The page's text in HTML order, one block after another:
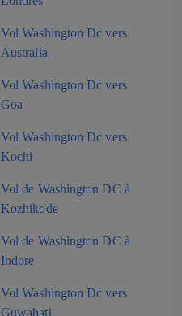
Vol Washington Dc vers
Australia
Vol Washington Dc vers
Goa
Vol Washington Dc vers
Kochi
Vol de Washington DC à
Kozhikode
Vol de Washington DC à
Indore
Vol Washington Dc vers
Guwahati